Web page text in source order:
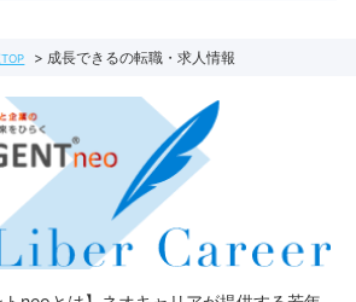
成長できるの転職・求人情報